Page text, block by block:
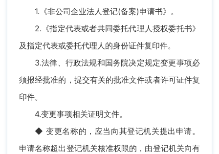
1.《非公司企业法人登记(备案)申请书》。
2.《指定代表或者共同委托代理人授权委托书》
及指定代表或委托代理人的身份证件复印件。
3.法律、行政法规和国务院决定规定变更事项必
须报经批准的，提交有关的批准文件或者许可证件复
印件。
4.变更事项相关证明文件。
◆ 变更名称的，应当向其登记机关提出申请。
申请名称超出登记机关核准权限的，由登记机关向有